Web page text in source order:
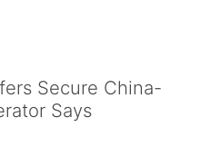
Secure China-
Says